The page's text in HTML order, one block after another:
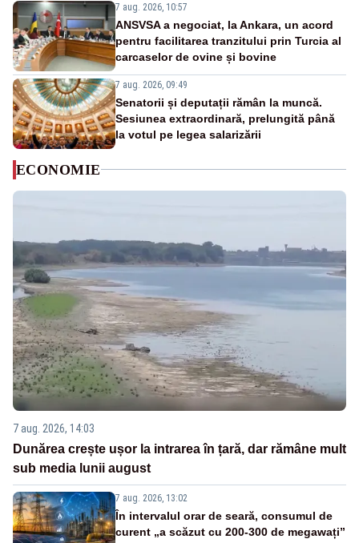
7 aug. 2026, 10:57
ANSVSA a negociat, la Ankara, un acord
pentru facilitarea tranzitului prin Turcia al
carcaselor de ovine și bovine
7 aug. 2026, 09:49
Senatorii și deputații rămân la muncă.
Sesiunea extraordinară, prelungită până
la votul pe legea salarizării
ECONOMIE
7 aug. 2026, 14:03
Dunărea crește ușor la intrarea în țară, dar rămâne mult
sub media lunii august
7 aug. 2026, 13:02
În intervalul orar de seară, consumul de
curent „a scăzut cu 200-300 de megawați”